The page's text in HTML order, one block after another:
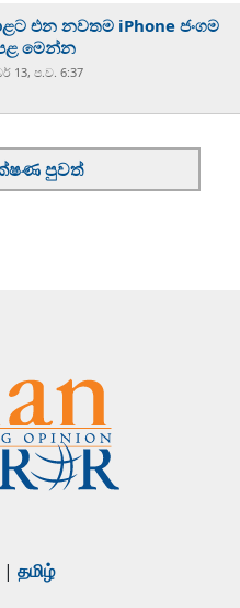
එන නවතම iPhone ජංගම
මෙන්න
13, ප.ව. 6:37
පුවත්
| தமிழ்